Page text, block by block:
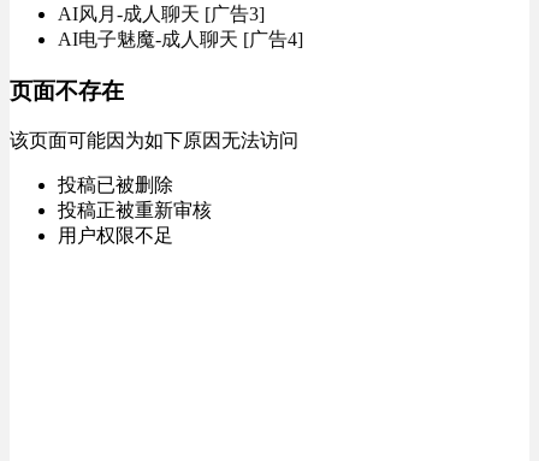
AI风月-成人聊天 [广告3]
AI电子魅魔-成人聊天 [广告4]
页面不存在
该页面可能因为如下原因无法访问
投稿已被删除
投稿正被重新审核
用户权限不足